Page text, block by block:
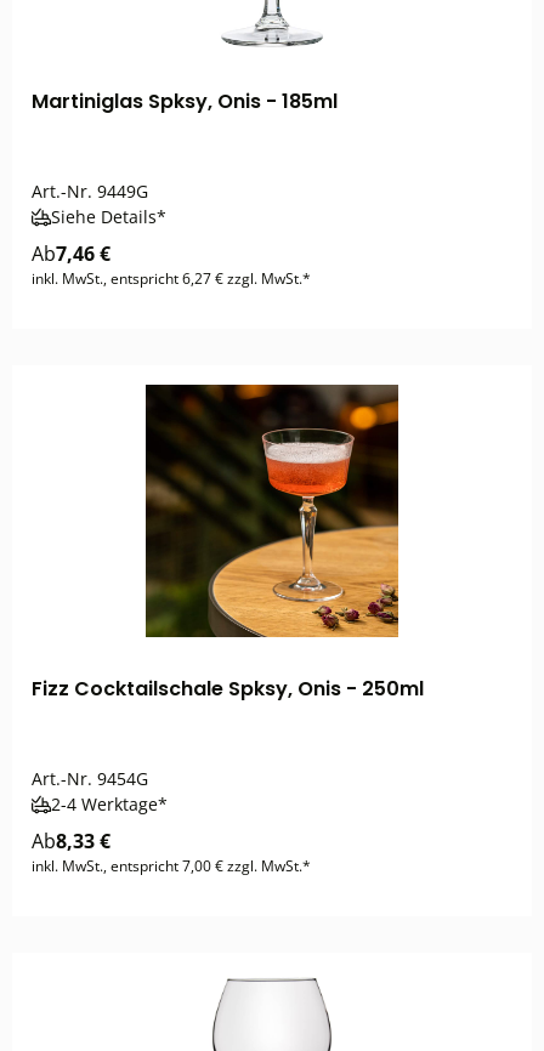
Martiniglas Spksy, Onis - 185ml
Art.-Nr. 9449G
Siehe Details*
Ab7,46 €
inkl. MwSt., entspricht 6,27 € zzgl. MwSt.*
Fizz Cocktailschale Spksy, Onis - 250ml
Art.-Nr. 9454G
2-4 Werktage*
Ab8,33 €
inkl. MwSt., entspricht 7,00 € zzgl. MwSt.*